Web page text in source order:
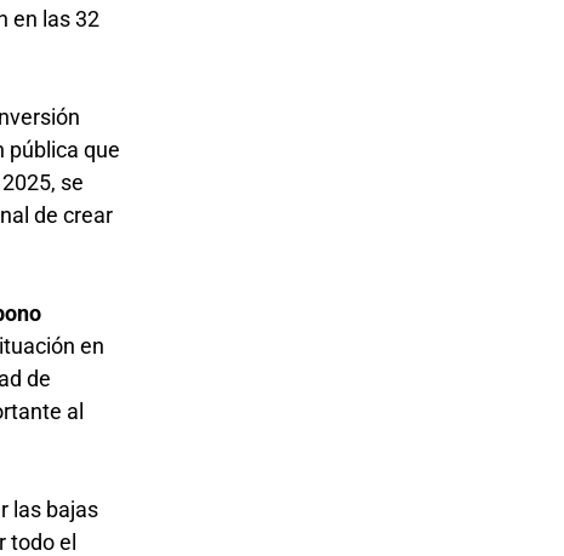
en las 32
pública que
se
de crear
en
de
al
las bajas
todo el